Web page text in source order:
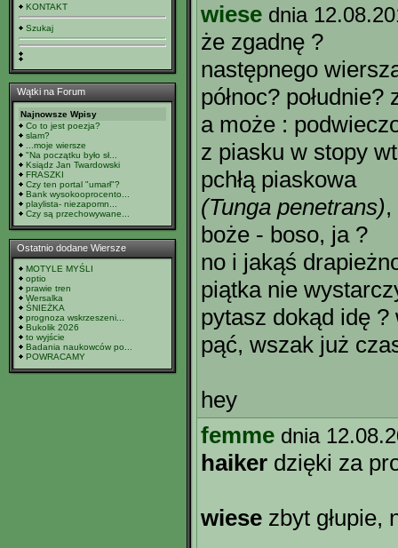
KONTAKT
Szukaj
Wątki na Forum
Najnowsze Wpisy
Co to jest poezja?
slam?
...moje wiersze
"Na początku było sł...
Ksiądz Jan Twardowski
FRASZKI
Czy ten portal "umarł"?
Bank wysokooprocento...
playlista- niezapomn...
Czy są przechowywane...
Ostatnio dodane Wiersze
MOTYLE MYŚLI
optio
prawie tren
Wersalka
ŚNIEŻKA
prognoza wskrzeszeni...
Bukolik 2026
to wyjście
Badania naukowców po...
POWRACAMY
wiese dnia
że zgadnę ?
następnego
północ? południe?
a może :
z piasku w stopy
pchłą piaskowa
(Tunga penetrans)
boże - boso, ja ?
no i jakąś
piątka nie
pytasz dokąd idę
pąć, wszak już
hey
femme dnia
haiker dzięki za
wiese zbyt głupie,